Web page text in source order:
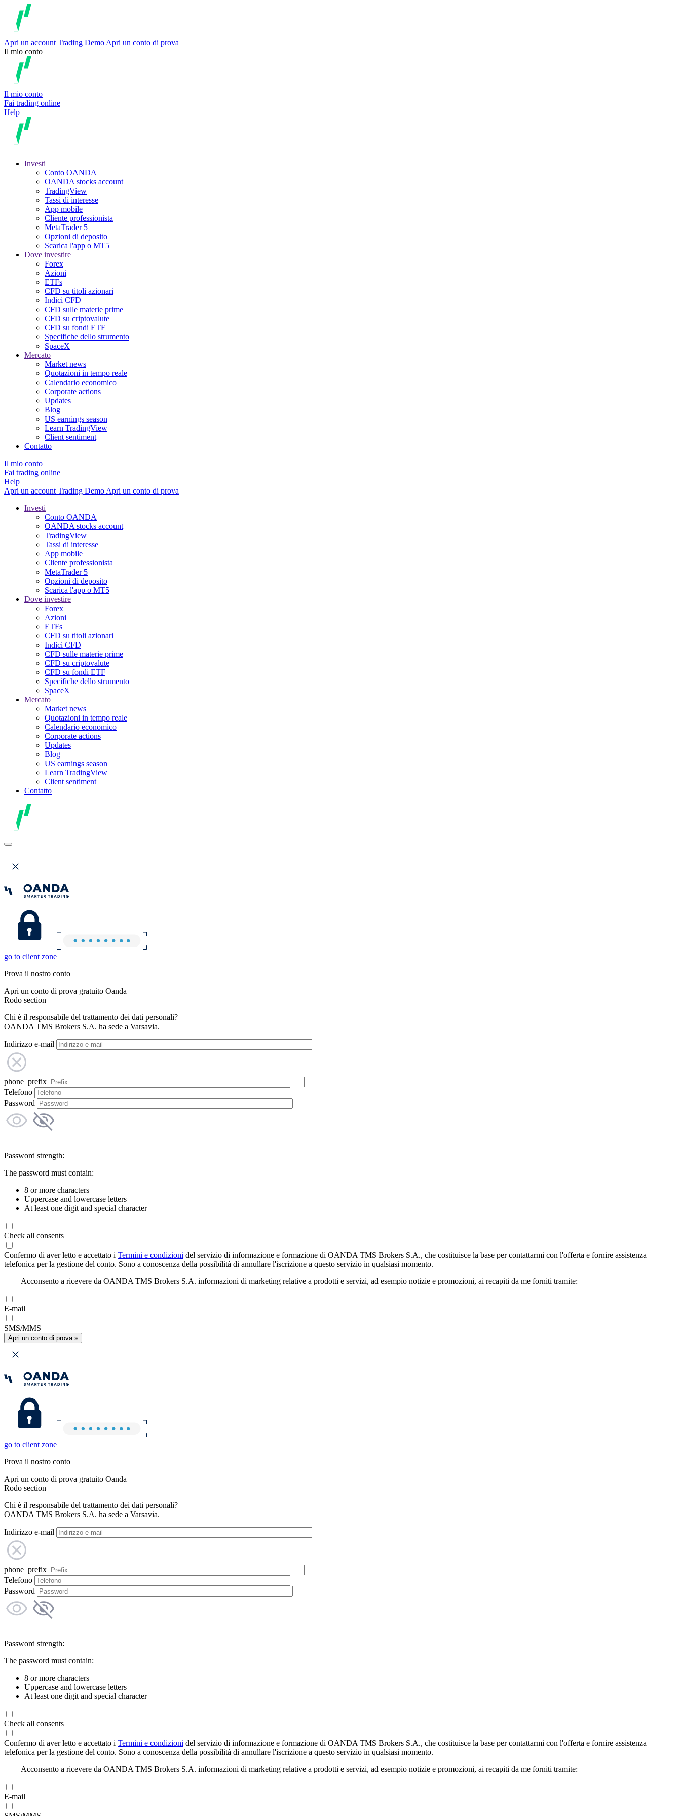
Apri un account Trading Demo Apri un conto di prova
Il mio conto
Il mio conto
Fai trading online
Help
Investi
Conto OANDA
OANDA stocks account
TradingView
Tassi di interesse
App mobile
Cliente professionista
MetaTrader 5
Opzioni di deposito
Scarica l'app o MT5
Dove investire
Forex
Azioni
ETFs
CFD su titoli azionari
Indici CFD
CFD sulle materie prime
CFD su criptovalute
CFD su fondi ETF
Specifiche dello strumento
SpaceX
Mercato
Market news
Quotazioni in tempo reale
Calendario economico
Corporate actions
Updates
Blog
US earnings season
Learn TradingView
Client sentiment
Contatto
Il mio conto
Fai trading online
Help
Apri un account Trading Demo Apri un conto di prova
Investi
Conto OANDA
OANDA stocks account
TradingView
Tassi di interesse
App mobile
Cliente professionista
MetaTrader 5
Opzioni di deposito
Scarica l'app o MT5
Dove investire
Forex
Azioni
ETFs
CFD su titoli azionari
Indici CFD
CFD sulle materie prime
CFD su criptovalute
CFD su fondi ETF
Specifiche dello strumento
SpaceX
Mercato
Market news
Quotazioni in tempo reale
Calendario economico
Corporate actions
Updates
Blog
US earnings season
Learn TradingView
Client sentiment
Contatto
go to client zone
Prova il nostro conto
Apri un conto di prova gratuito Oanda
Rodo section
Chi è il responsabile del trattamento dei dati personali?
OANDA TMS Brokers S.A. ha sede a Varsavia.
Indirizzo e-mail
phone_prefix
Telefono
Password
Password strength:
The password must contain:
8 or more characters
Uppercase and lowercase letters
At least one digit and special character
Check all consents
Confermo di aver letto e accettato i Termini e condizioni del servizio di informazione e formazione di OANDA TMS Brokers S.A., che costituisce la base per contattarmi con l'offerta e fornire assistenza
telefonica per la gestione del conto. Sono a conoscenza della possibilità di annullare l'iscrizione a questo servizio in qualsiasi momento.
Acconsento a ricevere da OANDA TMS Brokers S.A. informazioni di marketing relative a prodotti e servizi, ad esempio notizie e promozioni, ai recapiti da me forniti tramite:
E-mail
SMS/MMS
Apri un conto di prova »
go to client zone
Prova il nostro conto
Apri un conto di prova gratuito Oanda
Rodo section
Chi è il responsabile del trattamento dei dati personali?
OANDA TMS Brokers S.A. ha sede a Varsavia.
Indirizzo e-mail
phone_prefix
Telefono
Password
Password strength:
The password must contain:
8 or more characters
Uppercase and lowercase letters
At least one digit and special character
Check all consents
Confermo di aver letto e accettato i Termini e condizioni del servizio di informazione e formazione di OANDA TMS Brokers S.A., che costituisce la base per contattarmi con l'offerta e fornire assistenza
telefonica per la gestione del conto. Sono a conoscenza della possibilità di annullare l'iscrizione a questo servizio in qualsiasi momento.
Acconsento a ricevere da OANDA TMS Brokers S.A. informazioni di marketing relative a prodotti e servizi, ad esempio notizie e promozioni, ai recapiti da me forniti tramite:
E-mail